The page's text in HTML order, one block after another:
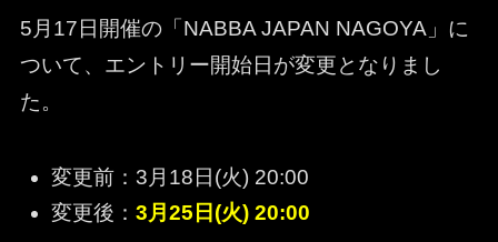
5月17日開催の「NABBA JAPAN NAGOYA」に
ついて、エントリー開始日が変更となりまし
た。
変更前：3月18日(火) 20:00
変更後：3月25日(火) 20:00